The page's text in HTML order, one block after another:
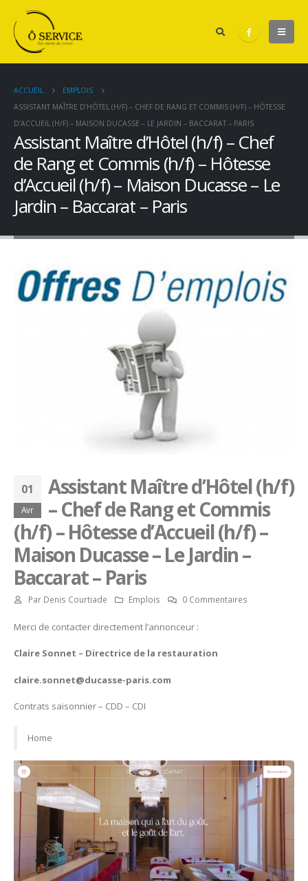
ACCUEIL
EMPLOIS
ASSISTANT MAÎTRE D’HÔTEL (H/F) – CHEF DE RANG ET COMMIS (H/F) – HÔTESSE
D’ACCUEIL (H/F) – MAISON DUCASSE – LE JARDIN – BACCARAT – PARIS
Assistant Maître d’Hôtel (h/f) – Chef
de Rang et Commis (h/f) – Hôtesse
d’Accueil (h/f) – Maison Ducasse – Le
Jardin – Baccarat – Paris
01
Avr
Assistant Maître d’Hôtel (h/f)
– Chef de Rang et Commis
(h/f) – Hôtesse d’Accueil (h/f) –
Maison Ducasse – Le Jardin –
Baccarat – Paris
Par Denis Courtiade Emplois 0 Commentaires
Merci de contacter directement l’annonceur :
Claire Sonnet – Directrice de la restauration
claire.sonnet@ducasse-paris.com
Contrats saisonnier – CDD – CDI
Home